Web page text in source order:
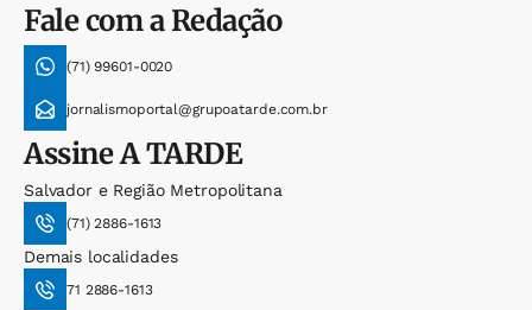
Fale com a Redação
(71) 99601-0020
jornalismoportal@grupoatarde.com.br
AssineA TARDE
Salvador e Região Metropolitana
(71) 2886-1613
Demais localidades
71 2886-1613